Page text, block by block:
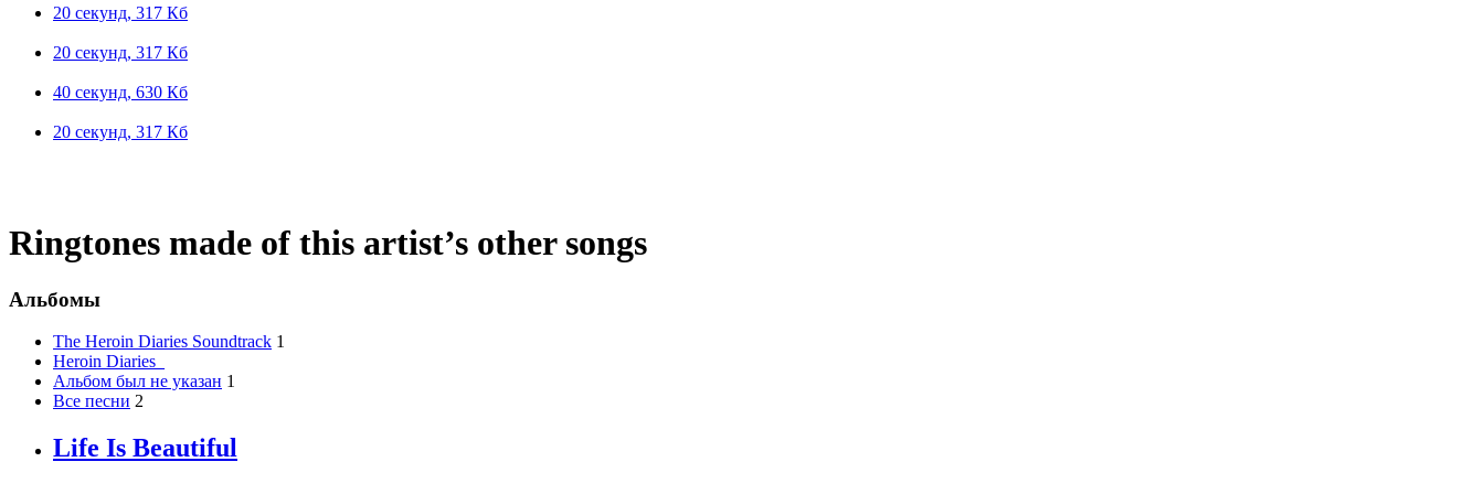
20 секунд, 317 Кб
20 секунд, 317 Кб
40 секунд, 630 Кб
20 секунд, 317 Кб
Ringtones made of this artist’s other songs
Альбомы
The Heroin Diaries Soundtrack 1
Heroin Diaries_
Альбом был не указан 1
Все песни 2
Life Is Beautiful